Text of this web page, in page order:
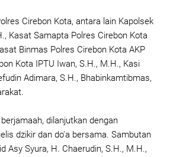
Cirebon Kota, antara lain Kapolsek
Kasat Samapta Polres Cirebon Kota
Binmas Polres Cirebon Kota AKP
Kota IPTU Iwan, S.H., M.H., Kasi
Adimara, S.H., Bhabinkamtibmas,
dilanjutkan dengan
dzikir dan do'a bersama. Sambutan
Asy Syura, H. Chaerudin, S.H., M.H.,